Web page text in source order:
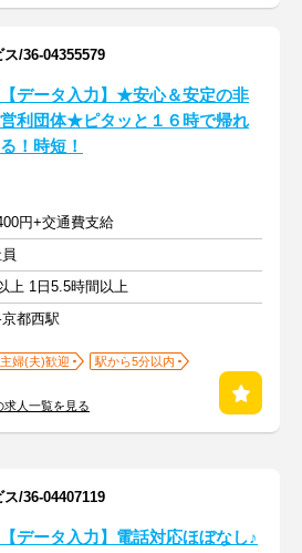
/36-04355579
【データ入力】★安心＆安定の非
営利団体★ピタッと１６時で帰れ
る！時短！
円+交通費支給
上 1日5.5時間以上
都西駅
主婦(夫)歓迎
駅から5分以内
求人一覧を見る
/36-04407119
【データ入力】電話対応ほぼなし♪